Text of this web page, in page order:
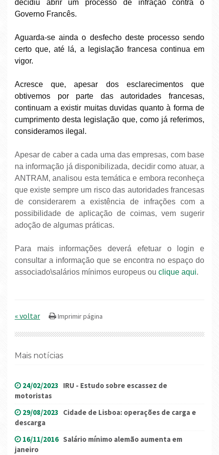
decidiu abrir um processo de infração contra o
Governo Francês.
Aguarda-se ainda o desfecho deste processo sendo
certo que, até lá, a legislação francesa continua em
vigor.
Acresce que, apesar dos esclarecimentos que
obtivemos por parte das autoridades francesas,
continuam a existir muitas duvidas quanto à forma de
cumprimento desta legislação que, como já referimos,
consideramos ilegal.
Apesar de caber a cada uma das empresas, com base
na informação já disponibilizada, decidir como atuar, a
ANTRAM, analisou esta temática e embora reconheça
que existe sempre um risco das autoridades francesas
de considerarem a existência de infrações com a
possibilidade de aplicação de coimas, vem sugerir
adoção de algumas práticas.
Para mais informações deverá efetuar o login e
consultar a informação que se encontra no espaço do
associado\salários mínimos europeus ou clique aqui.
« voltar
Mais notícias
24/02/2023 IRU - Estudo sobre escassez de
motoristas
29/08/2023 Cidade de Lisboa: operações de carga e
descarga
16/11/2016 Salário mínimo alemão aumenta em
janeiro